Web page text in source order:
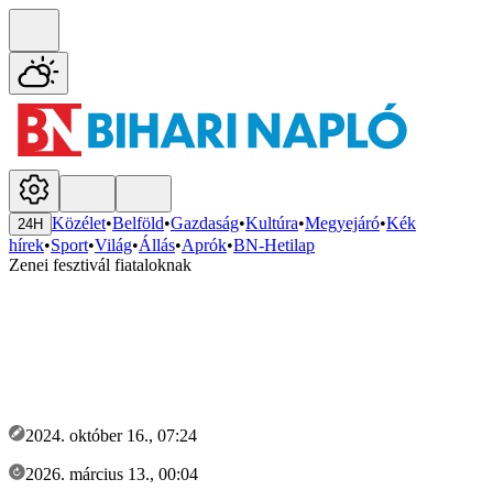
24H Közélet•Belföld•Gazdaság•Kultúra•Megyejáró•Kék
hírek•Sport•Világ•Állás•Aprók•BN-Hetilap
Zenei fesztivál fiataloknak
2024. október 16., 07:24
2026. március 13., 00:04